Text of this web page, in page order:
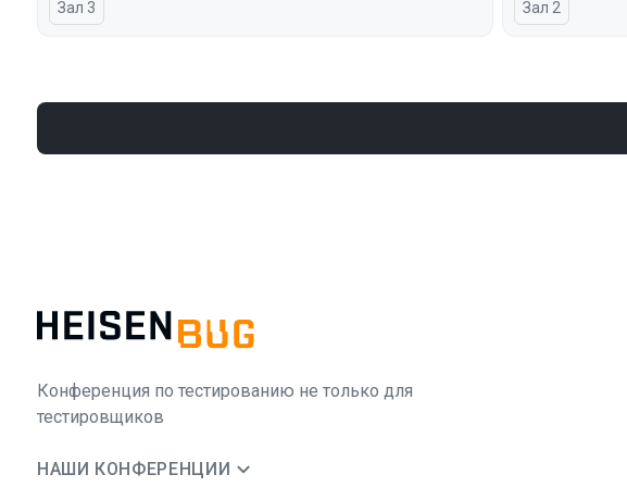
Зал 3 Зал 2
Конференция по тестированию не только для
тестировщиков
НАШИ КОНФЕРЕНЦИИ